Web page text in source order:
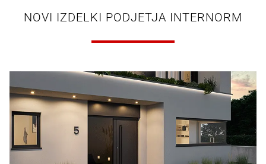
NOVI IZDELKI PODJETJA INTERNORM